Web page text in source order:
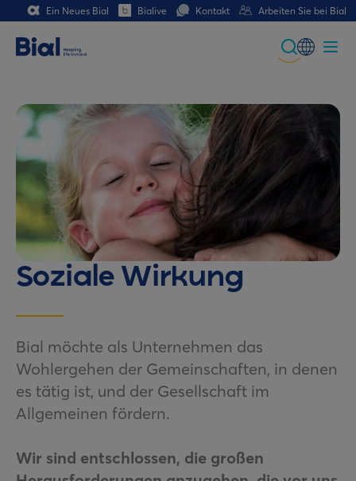
Ein Neues Bial Bialive Kontakt Arbeiten Sie bei Bial
Portuguese
Spanish
Italian
German
French (CH)
German (CH)
Soziale Wirkung
Bial möchte als Unternehmen das
Wohlergehen der Gemeinschaften, in denen
es tätig ist, und der Gesellschaft im
Allgemeinen fördern.
Wir sind entschlossen, die großen